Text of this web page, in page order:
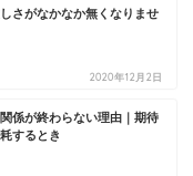
さがなかなか無くなりませ
2020年12月2日
係が終わらない理由｜期待
するとき